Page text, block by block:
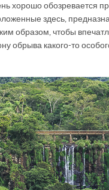
хорошо обозревается
здесь,
образом, чтобы
обрыва какого-то